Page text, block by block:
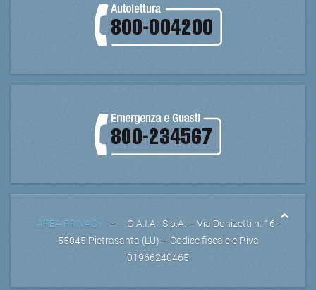
AREA PRIVACY- G.A.I.A . S.p.A. – Via Donizetti n. 16 -
55045 Pietrasanta (LU) – Codice fiscale e P.iva
01966240465